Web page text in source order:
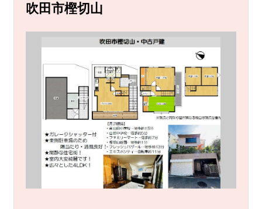
吹田市樫切山